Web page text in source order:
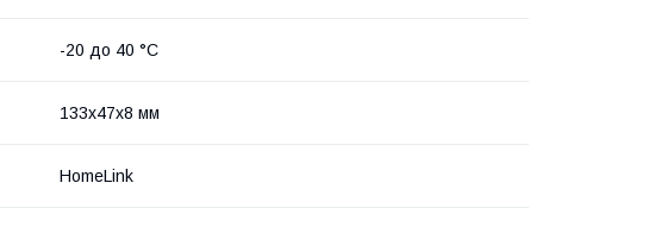
-20 до 40 °C
133х47х8 мм
HomeLink